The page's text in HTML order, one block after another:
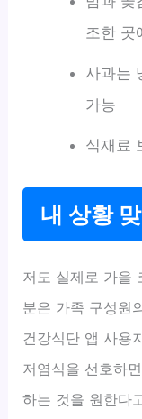
조한 곳
사과는
가능
식재료
내 상황
저도 실제로 가을
분은 가족 구성원
건강식단 앱 사용
저염식을 선호하
하는 것을 원한다